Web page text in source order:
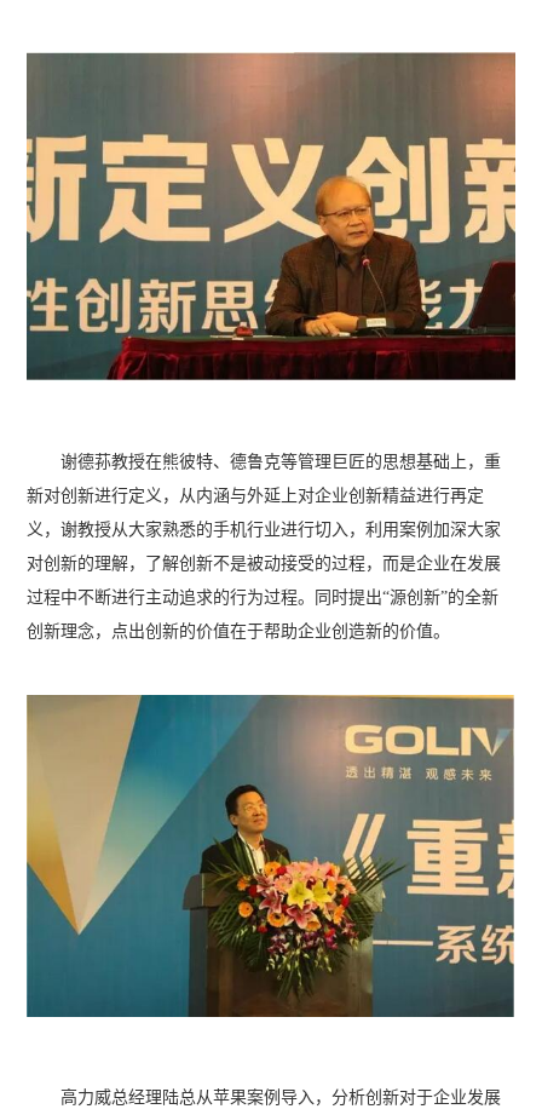
谢德荪教授在熊彼特、德鲁克等管理巨匠的思想基础上，重
新对创新进行定义，从内涵与外延上对企业创新精益进行再定
义，谢教授从大家熟悉的手机行业进行切入，利用案例加深大家
对创新的理解，了解创新不是被动接受的过程，而是企业在发展
过程中不断进行主动追求的行为过程。同时提出“源创新”的全新
创新理念，点出创新的价值在于帮助企业创造新的价值。
高力威总经理陆总从苹果案例导入，分析创新对于企业发展